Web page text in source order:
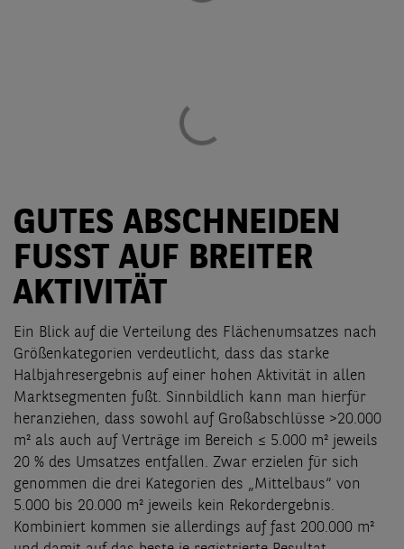
GUTES ABSCHNEIDEN
FUSST AUF BREITER
AKTIVITÄT
Ein Blick auf die Verteilung des Flächenumsatzes nach
Größenkategorien verdeutlicht, dass das starke
Halbjahresergebnis auf einer hohen Aktivität in allen
Marktsegmenten fußt. Sinnbildlich kann man hierfür
heranziehen, dass sowohl auf Großabschlüsse >20.000
m² als auch auf Verträge im Bereich ≤ 5.000 m² jeweils
20 % des Umsatzes entfallen. Zwar erzielen für sich
genommen die drei Kategorien des „Mittelbaus“ von
5.000 bis 20.000 m² jeweils kein Rekordergebnis.
Kombiniert kommen sie allerdings auf fast 200.000 m²